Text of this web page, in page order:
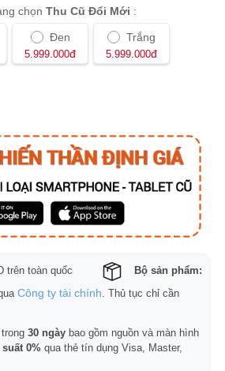
chọnThu Cũ Đổi Mới :
Đen
5.999.000đ
Trắng
5.999.000đ
trên toàn quốc
Bộ sản phẩm:
Công ty tài chính . Thủ tục chỉ cần
trong30 ngày bao gồm nguồn và màn hình
suất 0% qua thẻ tín dụng Visa, Master,